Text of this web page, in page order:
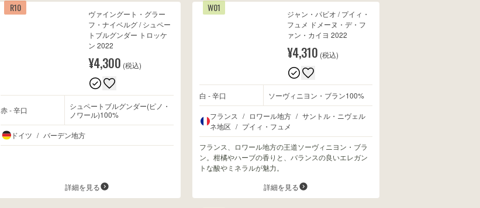
R10
ヴァイングート・グラー
フ・ナイベルグ / シュペー
トブルグンダー トロッケ
ン 2022
¥4,300 (税込)
赤 - 辛口
シュペートブルグンダー(ピノ・
ノワール)100%
ドイツ / バーデン地方
詳細を見る
W01
ジャン・パビオ / プイィ・
フュメ ドメーヌ・デ・フ
ァン・カイヨ 2022
¥4,310 (税込)
白 - 辛口 ソーヴィニヨン・ブラン100%
フランス / ロワール地方 / サントル・ニヴェル
ネ地区 / プイィ・フュメ
フランス、ロワール地方の王道ソーヴィニヨン・ブラ
ン。柑橘やハーブの香りと、バランスの良いエレガン
トな酸やミネラルが魅力。
詳細を見る